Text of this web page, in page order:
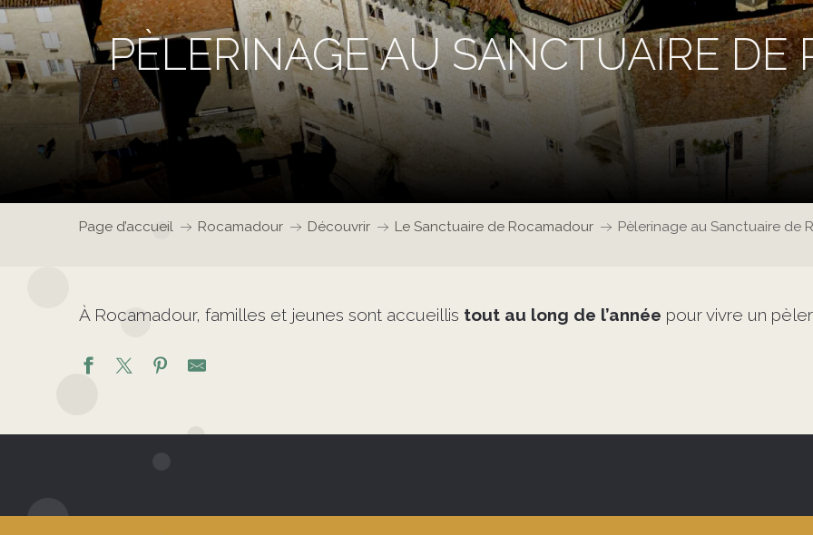
PÈLERINAGE AU SANCTUAIRE DE
Page d’accueil Rocamadour Découvrir Le Sanctuaire de Rocamadour Pèlerinage au Sanctuaire de
À Rocamadour, familles et jeunes sont accueillis tout au long de l’année pour vivre un